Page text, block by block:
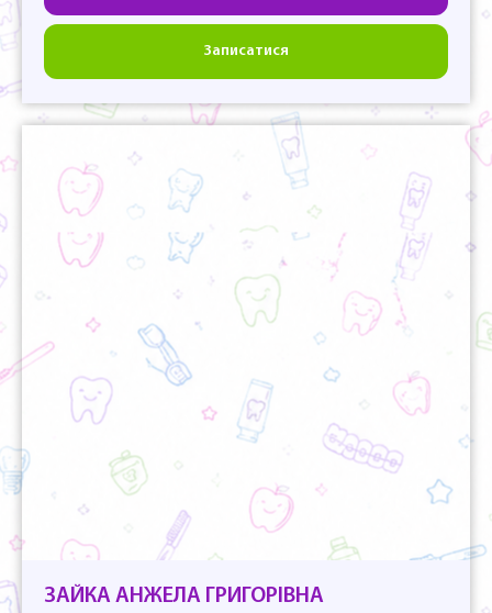
Записатися
ЗАЙКА АНЖЕЛА ГРИГОРІВНА